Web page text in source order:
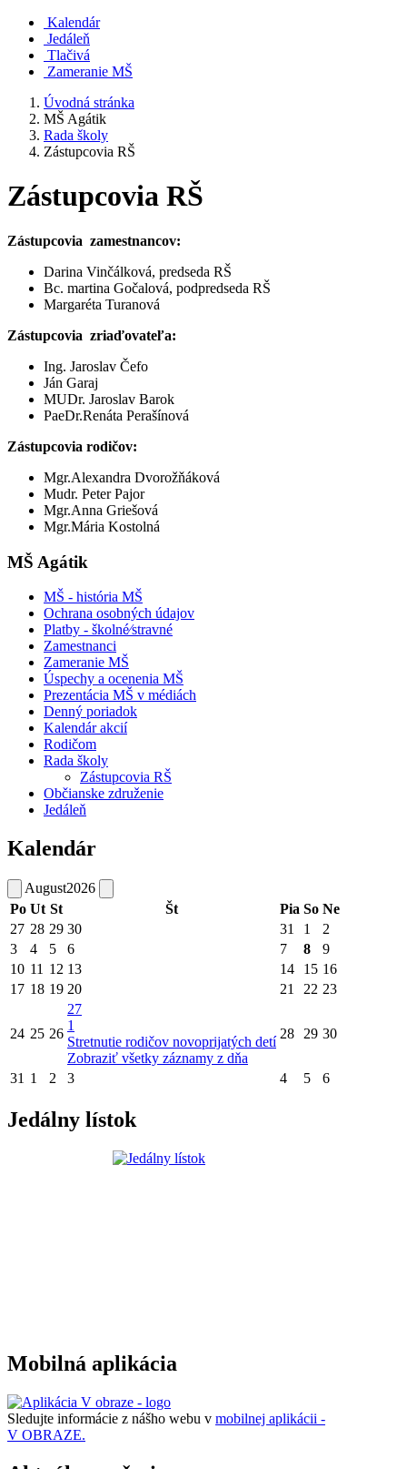
Kalendár
Jedáleň
Tlačivá
Zameranie MŠ
Úvodná stránka
MŠ Agátik
Rada školy
Zástupcovia RŠ
Zástupcovia RŠ
Zástupcovia zamestnancov:
Darina Vinčálková, predseda RŠ
Bc. martina Gočalová, podpredseda RŠ
Margaréta Turanová
Zástupcovia zriaďovateľa:
Ing. Jaroslav Čefo
Ján Garaj
MUDr. Jaroslav Barok
PaeDr.Renáta Perašínová
Zástupcovia rodičov:
Mgr.Alexandra Dvorožňáková
Mudr. Peter Pajor
Mgr.Anna Griešová
Mgr.Mária Kostolná
MŠ Agátik
MŠ - história MŠ
Ochrana osobných údajov
Platby - školné⁄stravné
Zamestnanci
Zameranie MŠ
Úspechy a ocenenia MŠ
Prezentácia MŠ v médiách
Denný poriadok
Kalendár akcií
Rodičom
Rada školy
Zástupcovia RŠ
Občianske združenie
Jedáleň
Kalendár
August2026
Po Ut St Št Pia So Ne
27 28 29 30 31 1
2
3
4 5 6 7 8
9
10 11 12 13 14 15 16
17 18 19 20 21 22 23
24 25 26
27
1
Stretnutie rodičov novoprijatých detí
Zobraziť všetky záznamy z dňa
28 29 30
31 1 2 3 4 5 6
Jedálny lístok
Mobilná aplikácia
Sledujte informácie z nášho webu v mobilnej aplikácii -
V OBRAZE.